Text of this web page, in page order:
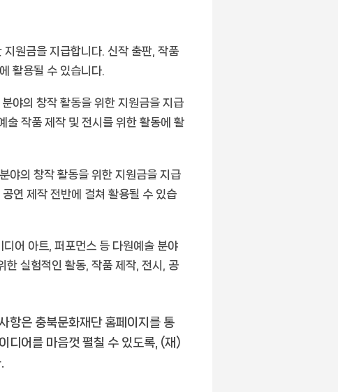
원금을 지급합니다. 신작 출판, 작품
활용될 수 있습니다.
야의 창작 활동을 위한 지원금을 지급
술 작품 제작 및 전시를 위한 활동에 활
야의 창작 활동을 위한 지원금을 지급
연 제작 전반에 걸쳐 활용될 수 있습
어 아트, 퍼포먼스 등 다원예술 분야
한 실험적인 활동, 작품 제작, 전시, 공
항은 충북문화재단 홈페이지를 통
디어를 마음껏 펼칠 수 있도록, (재)